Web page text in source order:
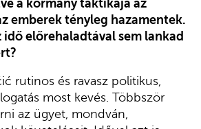
a kormány taktikája az
emberek tényleg hazamentek.
idő előrehaladtával sem lankad
rutinos és ravasz politikus,
most kevés. Többször
az ügyet, mondván,